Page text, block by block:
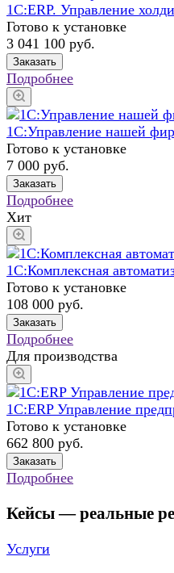
1С:ERP. Управление
Готово к установке
3 041 100 руб.
Заказать
Подробнее
1С:Управление нашей
Готово к установке
7 000 руб.
Заказать
Подробнее
Хит
1С:Комплексная
Готово к установке
108 000 руб.
Заказать
Подробнее
Для производства
1С:ERP Управление
Готово к установке
662 800 руб.
Заказать
Подробнее
Кейсы — реальные
Услуги